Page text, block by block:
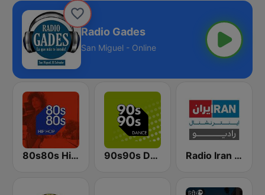
Radio Gades
San Miguel - Online
80s80s Hip Hop 90s90s Dance Radio Iran International